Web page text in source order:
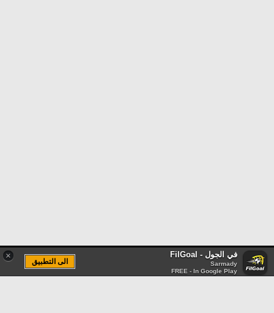
× في الجول - FilGoal
Sarmady
FREE - In Google Play
الى التطبيق